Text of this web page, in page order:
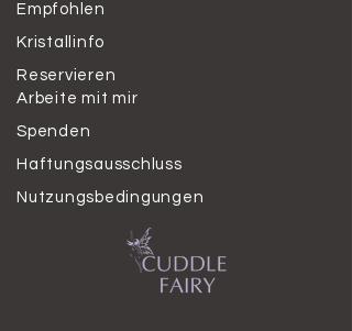
Empfohlen
Kristallinfo
Reservieren
Arbeite mit mir
Spenden
Haftungsausschluss
Nutzungsbedingungen